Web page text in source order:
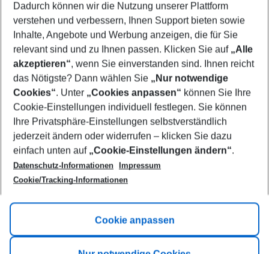
Who will travel
2 adults No children
Show more filter
Footer
Footer navigation
Title A
Link A
Dadurch können wir die Nutzung unserer Plattform
verstehen und verbessern, Ihnen Support bieten sowie
Inhalte, Angebote und Werbung anzeigen, die für Sie
relevant sind und zu Ihnen passen. Klicken Sie auf „Alle
akzeptieren“, wenn Sie einverstanden sind. Ihnen reicht
das Nötigste? Dann wählen Sie „Nur notwendige
Cookies“. Unter „Cookies anpassen“ können Sie Ihre
Cookie-Einstellungen individuell festlegen. Sie können
Ihre Privatsphäre-Einstellungen selbstverständlich
jederzeit ändern oder widerrufen – klicken Sie dazu
einfach unten auf „Cookie-Einstellungen ändern“.
Datenschutz-Informationen
Impressum
Cookie/Tracking-Informationen
Cookie anpassen